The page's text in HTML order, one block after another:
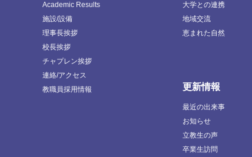
Academic Results
施設/設備
理事長挨拶
校長挨拶
チャプレン挨拶
連絡/アクセス
教職員採用情報
大学との連携
地域交流
恵まれた自然
更新情報
最近の出来事
お知らせ
立教生の声
卒業生訪問